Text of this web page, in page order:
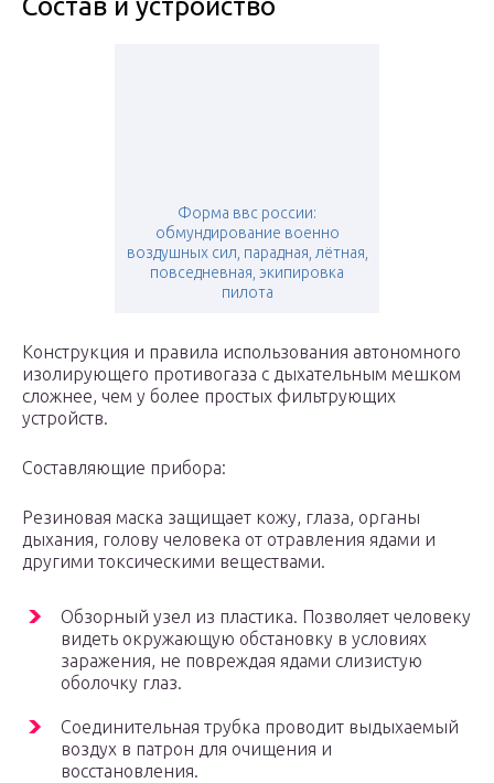
Состав и устройство
Форма ввс россии:
обмундирование военно
воздушных сил, парадная, лётная,
повседневная, экипировка
пилота
Конструкция и правила использования автономного
изолирующего противогаза с дыхательным мешком
сложнее, чем у более простых фильтрующих
устройств.
Составляющие прибора:
Резиновая маска защищает кожу, глаза, органы
дыхания, голову человека от отравления ядами и
другими токсическими веществами.
Обзорный узел из пластика. Позволяет человеку
видеть окружающую обстановку в условиях
заражения, не повреждая ядами слизистую
оболочку глаз.
Соединительная трубка проводит выдыхаемый
воздух в патрон для очищения и
восстановления.